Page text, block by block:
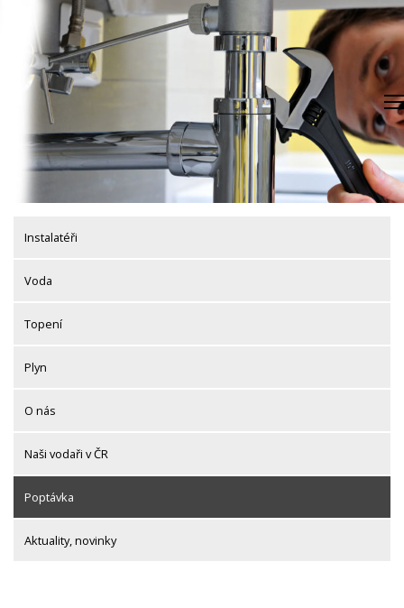
content
Instalatéři
Voda
Topení
Plyn
O nás
Naši vodaři v ČR
Poptávka
Aktuality, novinky